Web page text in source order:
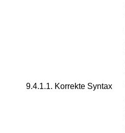
9.4.1.1. Korrekte Syntax